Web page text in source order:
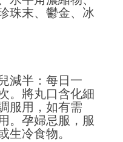
珠末、鬱金、冰
減半：每日一
。將丸口含化細
服用，如有需
。孕婦忌服，服
生冷食物。